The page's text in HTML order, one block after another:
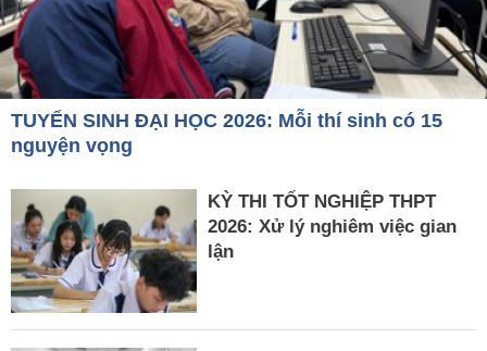
TUYỂN SINH ĐẠI HỌC 2026: Mỗi thí sinh có 15
nguyện vọng
KỲ THI TỐT NGHIỆP THPT
2026: Xử lý nghiêm việc gian
lận